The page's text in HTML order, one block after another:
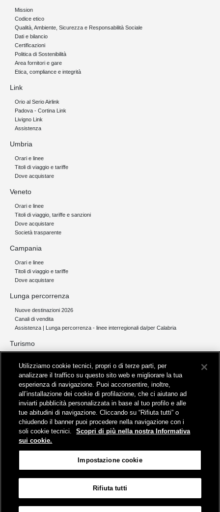
Mission
Codice etico
Qualità, Ambiente, Sicurezza e Responsabilità Sociale
Dati e bilancio
Certificazioni
Politica di Sostenibilità
Area fornitori e gare
Etica, compliance e integrità
Link
Orio al Serio Airlink
Padova - Cortina Link
Livigno Link
Assistenza
Umbria
Orari e linee
Titoli di viaggio e tariffe
Dove acquistare
Veneto
Orari e linee
Titoli di viaggio, tariffe e sanzioni
Dove acquistare
Società trasparente
Campania
Orari e linee
Titoli di viaggio e tariffe
Dove acquistare
Lunga percorrenza
Nuove destinazioni 2026
Canali di vendita
Assistenza | Lunga percorrenza - linee interregionali da/per Calabria
Turismo
Servizi per aeroporti
Servizi di noleggio con conducente
Servizio di navigazione sul Lago Trasimeno
News e comunicati stampa
Comunicati stampa
Busitalia – Sita Nord
, Gruppo FS Italiane, è attiva nei servizi di
trasporto locale in Italia ed all'estero, che gestisce direttamente o
attraverso società controllate.
Viale Fratelli Rosselli, 80 - 50123 Firenze
Utilizziamo cookie tecnici, propri o di terze parti, per
analizzare il traffico su questo sito web e migliorare la tua
esperienza di navigazione. Puoi acconsentire, inoltre,
all’installazione dei cookie di profilazione, che ci aiutano ad
inviarti pubblicità personalizzata in base al tuo profilo e alle
tue abitudini di navigazione. Cliccando su “Rifiuta tutti” o
chiudendo il banner puoi procedere nella navigazione con i
soli cookie tecnici.
Scopri di più nella nostra Informativa
sui cookie.
Impostazione cookie
Rifiuta tutti